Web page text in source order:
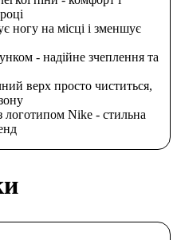
ногу на місці і зменшує
- надійне зчеплення та
верх просто чиститься,
логотипом Nike - стильна